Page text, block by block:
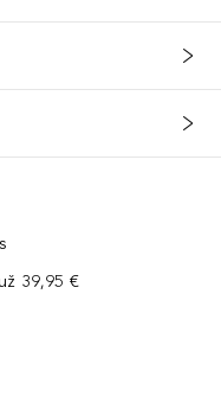
39,95 €